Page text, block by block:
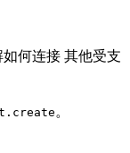
如何连接 其他受支
。